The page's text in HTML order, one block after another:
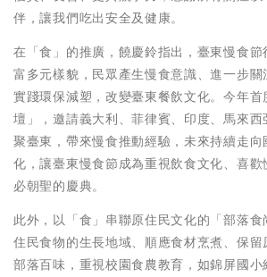
伴，讓我們吃出安全及健康。
在「食」的推廣，饒慶鈴指出，臺東慢食
富多元樣貌，民眾產生慢食意識、進一步關
實踐環保減塑，改變臺東餐飲文化。今年
壇」，邀請義大利、菲律賓、印度、馬來
聚臺東，帶來慢食推動經驗，未來持續走向
化，讓臺東慢食節成為重視飲食文化、喜
必朝聖的慶典。
此外，以「食」串聯原住民文化的「部落
住民食物的生長地域、順應食材烹煮、保
部落百味，重視校園食農教育，如錦屏國小